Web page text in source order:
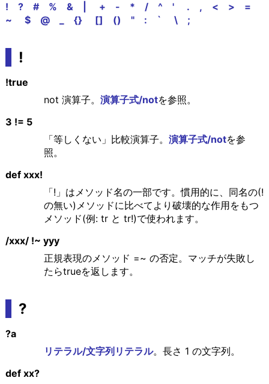
! ? # % & + - * / ^ ' . , < >
=
~
$ @ {} [] () " : ` \ ;
!
!true
not 演算子。 演算子式/notを参照。
3 != 5
「等しくない」比較演算子。 演算子式/notを参
照。
def xxx!
「!」はメソッド名の一部です。慣用的に、同名の(!
の無い)メソッドに比べてより破壊的な作用をもつ
メソッド(例: tr と tr!)で使われます。
/xxx/ !~ yyy
正規表現のメソッド =~ の否定。マッチが失敗し
たらtrueを返します。
?
?a
リテラル/文字列リテラル。長さ 1 の文字列。
def xx?